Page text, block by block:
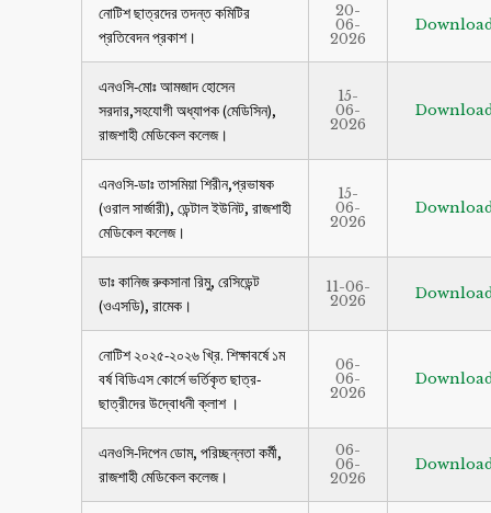
নোটিশ ছাত্রদের তদন্ত কমিটির
প্রতিবেদন প্রকাশ।
20-
06-
2026
এনওসি-মোঃ আমজাদ হোসেন
সরদার,সহযোগী অধ্যাপক (মেডিসিন),
রাজশাহী মেডিকেল কলেজ।
15-
06-
2026
এনওসি-ডাঃ তাসমিয়া শিরীন,প্রভাষক
(ওরাল সার্জারী), ডেন্টাল ইউনিট, রাজশাহী
মেডিকেল কলেজ।
15-
06-
2026
ডাঃ কানিজ রুকসানা রিমু, রেসিডেন্ট
(ওএসডি), রামেক।
11-06-
2026
নোটিশ ২০২৫-২০২৬ খ্রি. শিক্ষাবর্ষে ১ম
বর্ষ বিডিএস কোর্সে ভর্তিকৃত ছাত্র-
ছাত্রীদের উদ্বোধনী ক্লাশ ।
06-
06-
2026
এনওসি-দিপেন ডোম, পরিচ্ছন্নতা কর্মী,
রাজশাহী মেডিকেল কলেজ।
06-
06-
2026